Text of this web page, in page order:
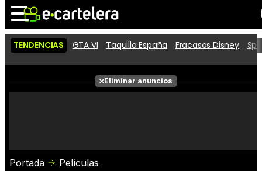
Noticias Cartelera
Películas
Críticas
TENDENCIAS GTA VI Taquilla España Fracasos Disney
Eliminar anuncios
Portada Películas